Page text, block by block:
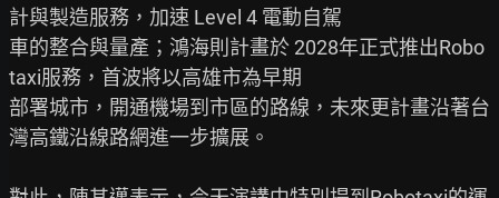
計與製造服務，加速 Level 4 電動自駕
車的整合與量產；鴻海則計畫於 2028年正式推出Robo
taxi服務，首波將以高雄市為早期
部署城市，開通機場到市區的路線，未來更計畫沿著台
灣高鐵沿線路網進一步擴展。